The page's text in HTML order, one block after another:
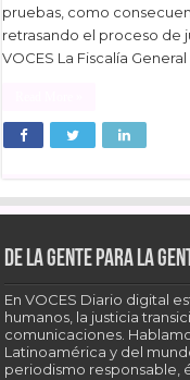
pruebas, como
retrasando el proceso de
VOCES La Fiscalía
De la gente para la
En VOCES Diario digital
humanos, la justicia
comunicaciones.
Latinoamérica y del
periodismo responsable,